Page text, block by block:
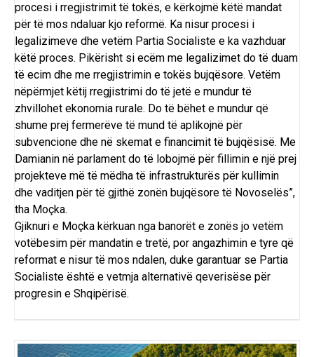
procesi i rregjistrimit të tokës, e kërkojmë këtë mandat
për të mos ndaluar kjo reformë. Ka nisur procesi i
legalizimeve dhe vetëm Partia Socialiste e ka vazhduar
këtë proces. Pikërisht si ecëm me legalizimet do të duam
të ecim dhe me rregjistrimin e tokës bujqësore. Vetëm
nëpërmjet këtij rregjistrimi do të jetë e mundur të
zhvillohet ekonomia rurale. Do të bëhet e mundur që
shume prej fermerëve të mund të aplikojnë për
subvencione dhe në skemat e financimit të bujqësisë. Me
Damianin në parlament do të lobojmë për fillimin e një prej
projekteve më të mëdha të infrastrukturës për kullimin
dhe vaditjen për të gjithë zonën bujqësore të Novoselës”,
tha Moçka.
Gjiknuri e Moçka kërkuan nga banorët e zonës jo vetëm
votëbesim për mandatin e tretë, por angazhimin e tyre që
reformat e nisur të mos ndalen, duke garantuar se Partia
Socialiste është e vetmja alternativë qeverisëse për
progresin e Shqipërisë.